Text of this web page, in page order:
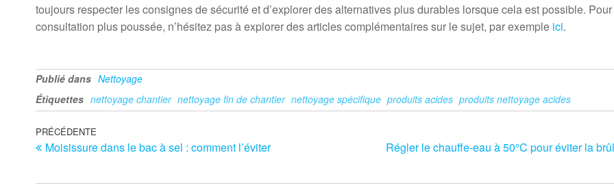
toujours respecter les consignes de sécurité et d’explorer des alternatives plus durables lorsque cela est possible.
consultation plus poussée, n’hésitez pas à explorer des articles complémentaires sur le sujet, par exemple ici.
Publié dans Nettoyage
Étiquettes nettoyage chantier nettoyage fin de chantier nettoyage spécifique produits acides produits nettoyage acides
Navigation
de
l’article
Article
précédent
PRÉCÉDENTE
Moisissure dans le bac à sel : comment l’éviter
Régler le chauffe-eau à 50°C pour éviter la